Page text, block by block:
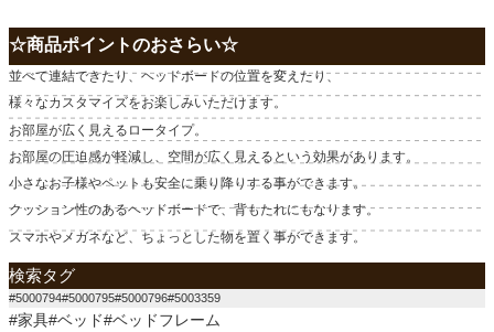
☆商品ポイントのおさらい☆
並べて連結できたり、ヘッドボードの位置を変えたり、
様々なカスタマイズをお楽しみいただけます。
お部屋が広く見えるロータイプ。
お部屋の圧迫感が軽減し、空間が広く見えるという効果があります。
小さなお子様やペットも安全に乗り降りする事ができます。
クッション性のあるヘッドボードで、背もたれにもなります。
スマホやメガネなど、ちょっとした物を置く事ができます。
検索タグ
#5000794#5000795#5000796#5003359
#家具#ベッド#ベッドフレーム